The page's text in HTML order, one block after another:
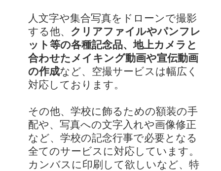
人文字や集合写真をドローンで撮影
する他、 クリアファイルやパンフレ
ット等の各種記念品、地上カメラと
合わせたメイキング動画や宣伝動画
の作成など、空撮サービスは幅広く
対応しております。
その他、学校に飾るための額装の手
配や、写真への文字入れや画像修正
など、学校の記念行事で必要となる
全てのサービスに対応しています。
カンバスに印刷して欲しいなど、特